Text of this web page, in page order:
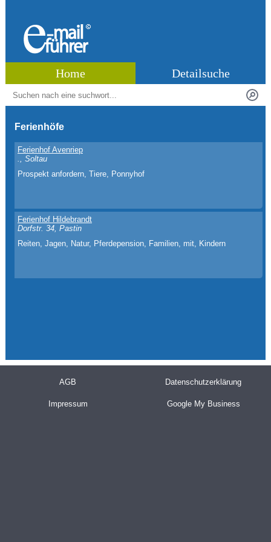
Home Detailsuche
Ferienhöfe
Ferienhof Avenriep
., Soltau
Prospekt anfordern, Tiere, Ponnyhof
Ferienhof Hildebrandt
Dorfstr. 34, Pastin
Reiten, Jagen, Natur, Pferdepension, Familien, mit, Kindern
AGB Datenschutzerklärung
Impressum Google My Business